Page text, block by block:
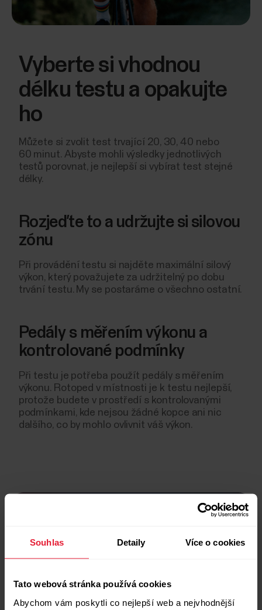
Souhlas Detaily Více o cookies
Tato webová stránka používá cookies
Abychom vám poskytli co nejlepší web a nejvhodnější
Vyberte si vhodnou
délku testu a opakujte
ho
Můžete si zvolit test trvající 20, 30, 40 nebo
60 minut. Abyste mohli výsledky jednotlivých
testů porovnat, je nejlepší si vybírat test stejné
délky.
Rozjeďte to a udržujte si silovou
zónu
Při provádění testu si najděte maximální silový
výkon, který považujete za udržitelný po dobu
trvání testu. My se postaráme o všechno ostatní.
Pedály s měřením výkonu a
kontrolované podmínky
Při testu je potřeba použít pedály s měřením
výkonu. Rotoped v místnosti je k testu nejlepší,
protože budete v prostředí s kontrolovanými
podmínkami, kde nejsou žádné kopce ani nic
dalšího, co by mohlo ovlivnit váš výkon.
Věda